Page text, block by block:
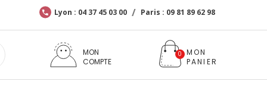
Lyon : 04 37 45 03 00 Paris : 09 81 89 62 98
MON
COMPTE